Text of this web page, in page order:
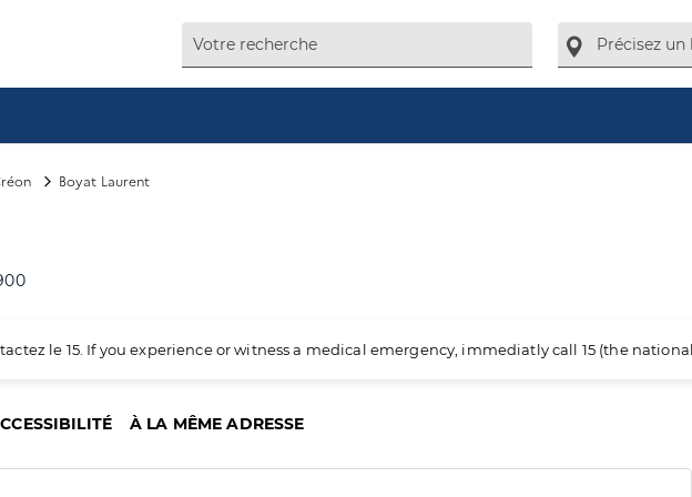
Boyat Laurent
le 15. If you experience or witness a medical emergency, immediatly call 15 (the
À LA MÊME ADRESSE